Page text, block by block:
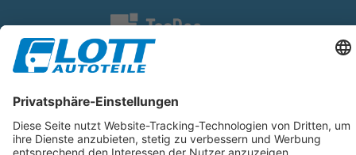
Wir sind verpflichtet Sie darauf hinzuweisen, dass Sie ggf. ergänzende
entspricht und für das betreffende Automobil passt.
Die hier angezeigten Daten, insbesondere die gesamte Datenbank, dürfen
nicht kopiert werden. Es ist zu unterlassen, die Daten oder die gesamte